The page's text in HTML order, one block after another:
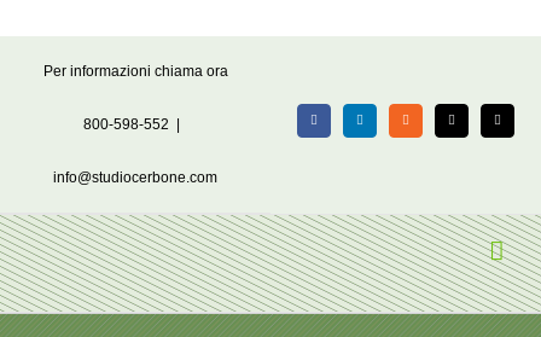
Per informazioni chiama ora
800-598-552
info@studiocerbone.com
FacebookLinkedIn Rss X Email